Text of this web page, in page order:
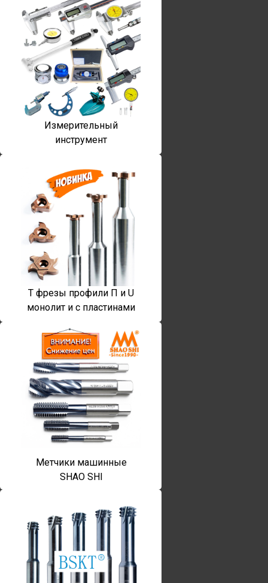
Измерительный
инструмент
T фрезы профили П и U
монолит и с пластинами
Метчики машинные
SHAO SHI